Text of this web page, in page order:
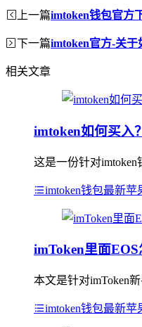
上一篇imtoken钱包官方
下一篇imtoken官方-关
相关文章
imtoken如何买入
这是一份针对
imtoken钱包最新苹
imToken里面
本文是针对imToken
imtoken钱包最新苹